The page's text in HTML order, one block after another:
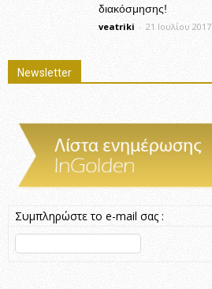
διακόσμησης!
veatriki - 21 Ιουλίου 2017
Newsletter
Συμπληρώστε το e-mail σας :